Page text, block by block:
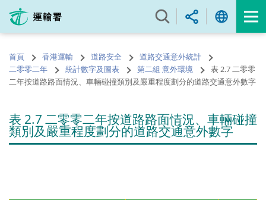
內
的
開
始
首頁 香港運輸 道路安全
道路交通意外統計
二零零二年
統計數字及圖表 第二組 意外環境
表 2.7 二零零
二年按道路路面情況、車輛碰撞類別及嚴重程度劃分的道路交通意外數字
表 2.7 二零零二年按道路路面情況、車輛碰撞
類別及嚴重程度劃分的道路交通意外數字